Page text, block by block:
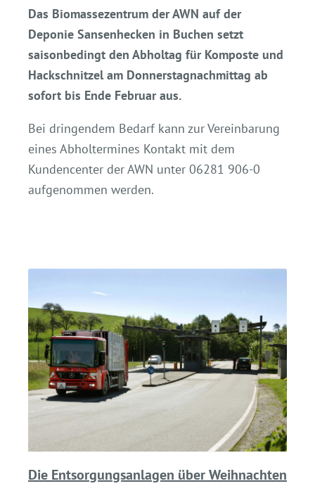
Das Biomassezentrum der AWN auf der
Deponie Sansenhecken in Buchen setzt
saisonbedingt den Abholtag für Komposte und
Hackschnitzel am Donnerstagnachmittag ab
sofort bis Ende Februar aus.
Bei dringendem Bedarf kann zur Vereinbarung
eines Abholtermines Kontakt mit dem
Kundencenter der AWN unter 06281 906-0
aufgenommen werden.
Die Entsorgungsanlagen über Weihnachten